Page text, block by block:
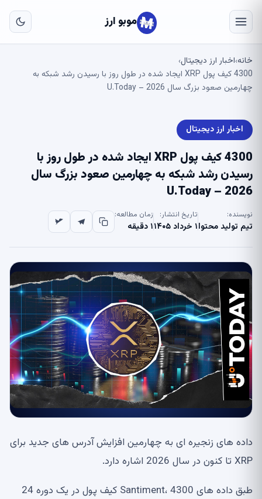
موبو ارز
خانه›اخبار ارز دیجیتال›
4300 کیف پول XRP ایجاد شده در طول روز با رسیدن رشد شبکه به
چهارمین صعود بزرگ سال 2026 – U.Today
اخبار ارز دیجیتال
4300 کیف پول XRP ایجاد شده در طول روز با
رسیدن رشد شبکه به چهارمین صعود بزرگ سال
2026 – U.Today
نویسنده:
تیم تولید محتوا
تاریخ انتشار:
۱ خرداد ۱۴۰۵
زمان مطالعه:
۱ دقیقه
داده های زنجیره ای به چهارمین افزایش آدرس های جدید برای
XRP تا کنون در سال 2026 اشاره دارد.
طبق داده های Santiment، 4300 کیف پول در یک دوره 24